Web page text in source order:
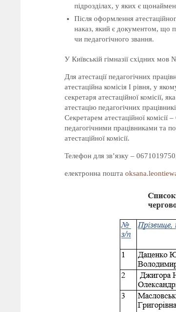
підрозділах, у яких є
Після оформлення
наказ, який є документом, що
чи педагогічного звання.
У Київській гімназії східних
Для атестації педагогічних
атестаційна комісія І рівня, у
секретаря атестаційної комісії,
атестацію педагогічних
Секретарем атестаційної
педагогічними працівниками та
атестаційної комісії.
Телефон для зв’язку –
електронна пошта